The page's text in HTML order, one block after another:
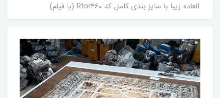
العاده زیبا با سایز بندی کامل کد Rtor460 (با فیلم)